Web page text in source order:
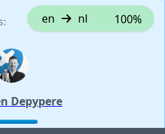
en nl 100%
Depypere